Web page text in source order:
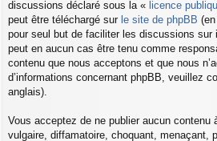
discussions déclaré sous la « licence
peut être téléchargé sur le site de phpBB
pour seul but de faciliter les discussions sur
peut en aucun cas être tenu comme
contenu que nous acceptons et que nous
d’informations concernant phpBB, veuillez
anglais).
Vous acceptez de ne publier aucun contenu
vulgaire, diffamatoire, choquant, menaçant,